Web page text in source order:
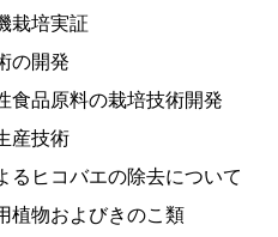
栽培実証
の開発
品原料の栽培技術開発
産技術
ヒコバエの除去について
植物およびきのこ類